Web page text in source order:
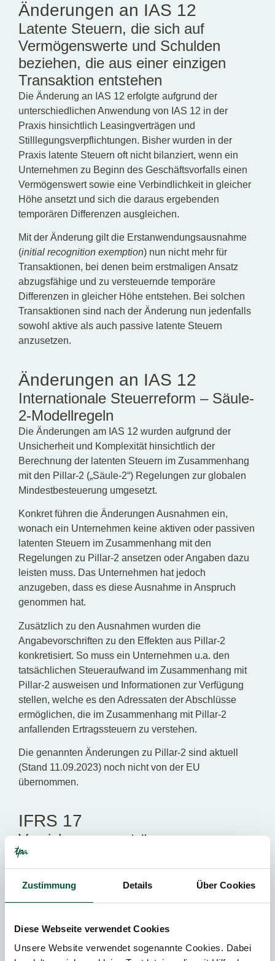
Zustimmung Details Über Cookies
Diese Webseite verwendet Cookies
Unsere Website verwendet sogenannte Cookies. Dabei
Änderungen an IAS 12
Latente Steuern, die sich auf
Vermögenswerte und Schulden
beziehen, die aus einer einzigen
Transaktion entstehen
Die Änderung an IAS 12 erfolgte aufgrund der
unterschiedlichen Anwendung von IAS 12 in der
Praxis hinsichtlich Leasingverträgen und
Stilllegungsverpflichtungen. Bisher wurden in der
Praxis latente Steuern oft nicht bilanziert, wenn ein
Unternehmen zu Beginn des Geschäftsvorfalls einen
Vermögenswert sowie eine Verbindlichkeit in gleicher
Höhe ansetzt und sich die daraus ergebenden
temporären Differenzen ausgleichen.
Mit der Änderung gilt die Erstanwendungsausnahme
(initial recognition exemption) nun nicht mehr für
Transaktionen, bei denen beim erstmaligen Ansatz
abzugsfähige und zu versteuernde temporäre
Differenzen in gleicher Höhe entstehen. Bei solchen
Transaktionen sind nach der Änderung nun jedenfalls
sowohl aktive als auch passive latente Steuern
anzusetzen.
Änderungen an IAS 12
Internationale Steuerreform – Säule-
2-Modellregeln
Die Änderungen am IAS 12 wurden aufgrund der
Unsicherheit und Komplexität hinsichtlich der
Berechnung der latenten Steuern im Zusammenhang
mit den Pillar-2 („Säule-2“) Regelungen zur globalen
Mindestbesteuerung umgesetzt.
Konkret führen die Änderungen Ausnahmen ein,
wonach ein Unternehmen keine aktiven oder passiven
latenten Steuern im Zusammenhang mit den
Regelungen zu Pillar-2 ansetzen oder Angaben dazu
leisten muss. Das Unternehmen hat jedoch
anzugeben, dass es diese Ausnahme in Anspruch
genommen hat.
Zusätzlich zu den Ausnahmen wurden die
Angabevorschriften zu den Effekten aus Pillar-2
konkretisiert. So muss ein Unternehmen u.a. den
tatsächlichen Steueraufwand im Zusammenhang mit
Pillar-2 ausweisen und Informationen zur Verfügung
stellen, welche es den Adressaten der Abschlüsse
ermöglichen, die im Zusammenhang mit Pillar-2
anfallenden Ertragssteuern zu verstehen.
Die genannten Änderungen zu Pillar-2 sind aktuell
(Stand 11.09.2023) noch nicht von der EU
übernommen.
IFRS 17
Versicherungsverträge
IFRS 17 wurde über viele Jahre entwickelt und ist nun
erstmalig für das Geschäftsjahr 2023 anwendbar. Mit
IFRS 17 tritt der letzte der „großen vier“ neuen
Standards (IFRS 9, IFRS 15, IFRS 16 und IFRS 17) in
Änderungen betreffend der Verschiebung des